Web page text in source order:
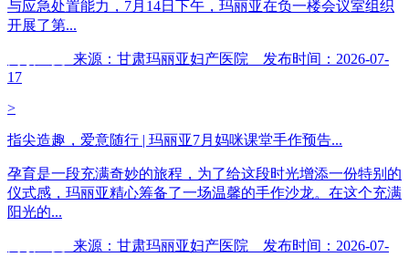
与应急处置能力，7月14日下午，玛丽亚在负一楼会议室组织
开展了第...
来源：甘肃玛丽亚妇产医院 发布时间：2026-07-
17
>
指尖造趣，爱意随行 | 玛丽亚7月妈咪课堂手作预告...
孕育是一段充满奇妙的旅程，为了给这段时光增添一份特别的
仪式感，玛丽亚精心筹备了一场温馨的手作沙龙。在这个充满
阳光的...
来源：甘肃玛丽亚妇产医院 发布时间：2026-07-